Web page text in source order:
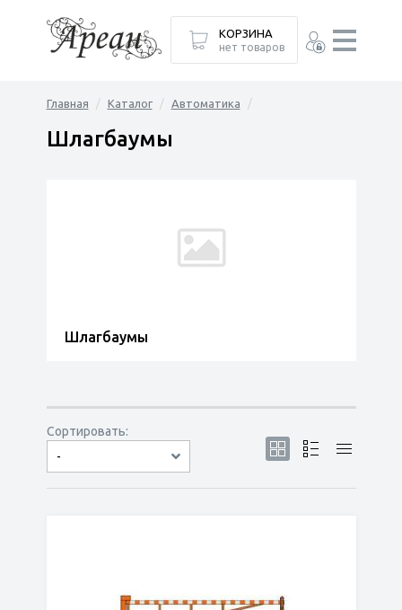
Главная Каталог Автоматика
Шлагбаумы
Шлагбаумы
Сортировать:
-
по популярности
сначала дешёвые
сначала дорогие
КОРЗИНА
нет товаров